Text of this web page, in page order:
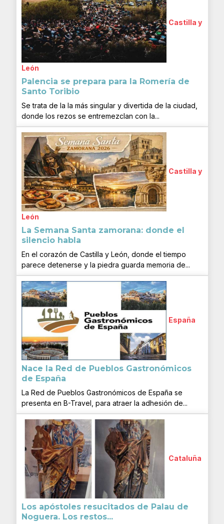
Castilla y
León
Palencia se prepara para la Romería de
Santo Toribio
Se trata de la la más singular y divertida de la ciudad,
donde los rezos se entremezclan con la...
Castilla y
León
La Semana Santa zamorana: donde el
silencio habla
En el corazón de Castilla y León, donde el tiempo
parece detenerse y la piedra guarda memoria de...
España
Nace la Red de Pueblos Gastronómicos
de España
La Red de Pueblos Gastronómicos de España se
presenta en B-Travel, para atraer la adhesión de...
Cataluña
Los apóstoles resucitados de Palau de
Noguera. Los restos...